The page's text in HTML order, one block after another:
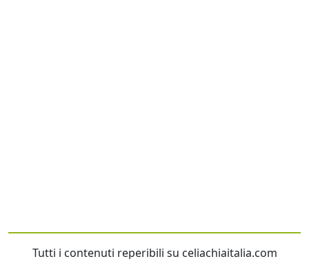
Tutti i contenuti reperibili su celiachiaitalia.com